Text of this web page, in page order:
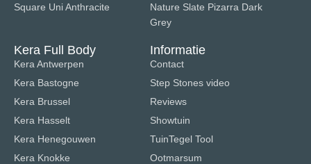
Square Uni Anthracite
Nature Slate Pizarra Dark
Grey
Kera Full Body
Kera Antwerpen
Kera Bastogne
Kera Brussel
Kera Hasselt
Kera Henegouwen
Kera Knokke
Informatie
Contact
Step Stones video
Reviews
Showtuin
TuinTegel Tool
Ootmarsum